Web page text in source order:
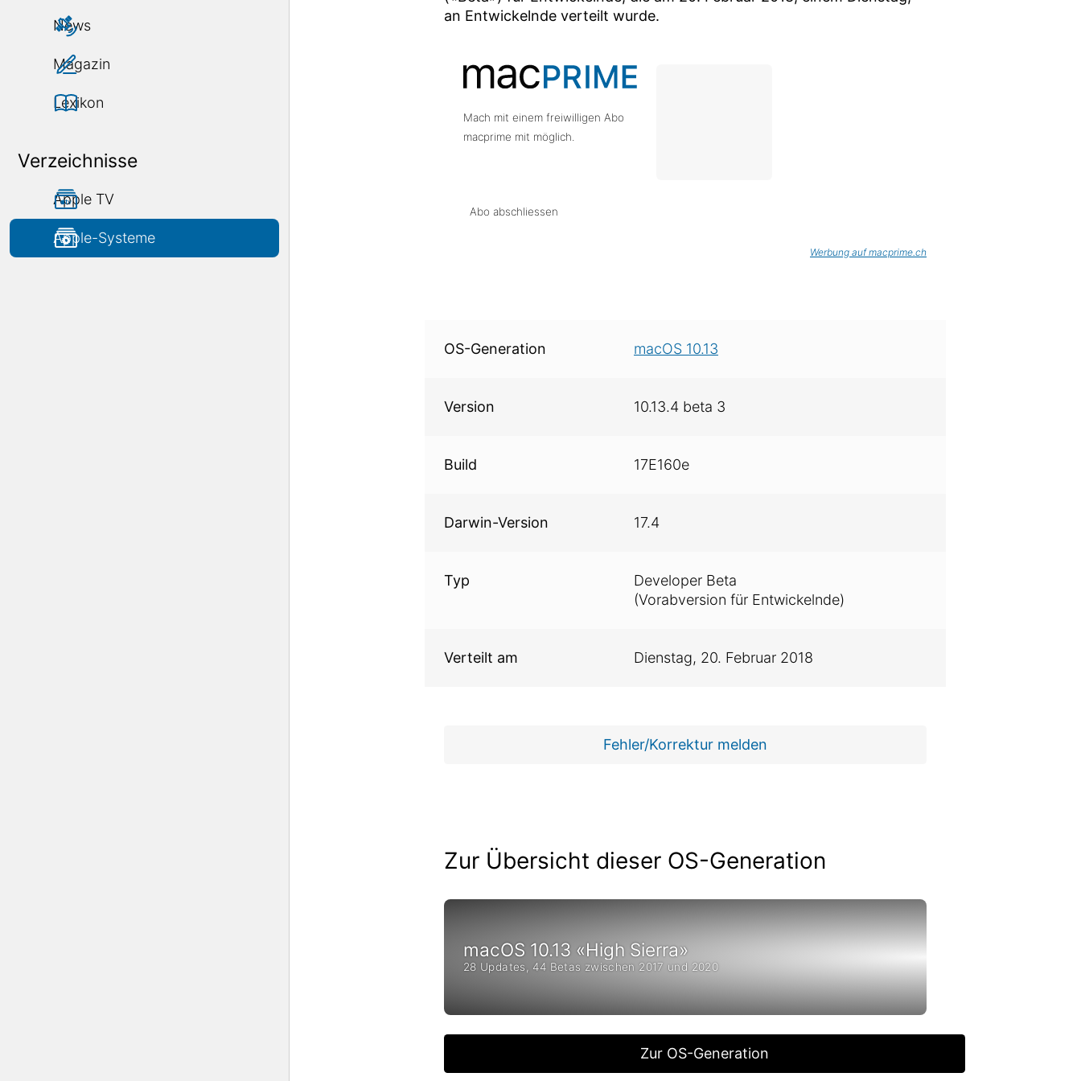
News
Magazin
Lexikon
Verzeichnisse
Apple TV
Apple-Systeme
an Entwickelnde verteilt wurde.
Mach mit einem freiwilligen Abo
macprime mit möglich.
Abo abschliessen
Werbung auf macprime.ch
OS-Generation
macOS 10.13
Version 10.13.4 beta 3
Build 17E160e
Darwin-Version 17.4
Typ
Developer Beta
(Vorabversion für Entwickelnde)
Verteilt am Dienstag, 20. Februar 2018
Fehler/Korrektur melden
Zur Übersicht dieser OS-Generation
macOS 10.13 «High Sierra»
28 Updates, 44 Betas zwischen 2017 und 2020
Zur OS-Generation